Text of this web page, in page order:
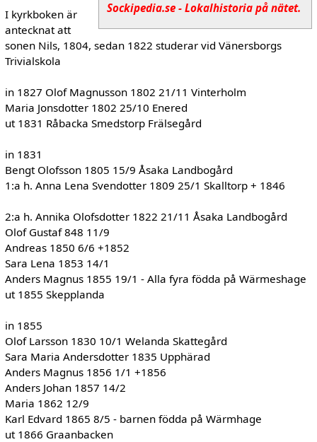
Sockipedia.se - Lokalhistoria på nätet.
I kyrkboken är
antecknat att
sonen Nils, 1804, sedan 1822 studerar vid Vänersborgs
Trivialskola
in 1827 Olof Magnusson 1802 21/11 Vinterholm
Maria Jonsdotter 1802 25/10 Enered
ut 1831 Råbacka Smedstorp Frälsegård
in 1831
Bengt Olofsson 1805 15/9 Åsaka Landbogård
1:a h. Anna Lena Svendotter 1809 25/1 Skalltorp + 1846
2:a h. Annika Olofsdotter 1822 21/11 Åsaka Landbogård
Olof Gustaf 848 11/9
Andreas 1850 6/6 +1852
Sara Lena 1853 14/1
Anders Magnus 1855 19/1 - Alla fyra födda på Wärmeshage
ut 1855 Skepplanda
in 1855
Olof Larsson 1830 10/1 Welanda Skattegård
Sara Maria Andersdotter 1835 Upphärad
Anders Magnus 1856 1/1 +1856
Anders Johan 1857 14/2
Maria 1862 12/9
Karl Edvard 1865 8/5 - barnen födda på Wärmhage
ut 1866 Graanbacken